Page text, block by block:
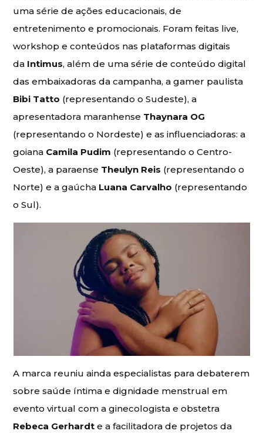
uma série de ações educacionais, de
entretenimento e promocionais. Foram feitas live,
workshop e conteúdos nas plataformas digitais
da Intimus, além de uma série de conteúdo digital
das embaixadoras da campanha, a gamer paulista
Bibi Tatto (representando o Sudeste), a
apresentadora maranhense Thaynara OG
(representando o Nordeste) e as influenciadoras: a
goiana Camila Pudim (representando o Centro-
Oeste), a paraense Theulyn Reis (representando o
Norte) e a gaúcha Luana Carvalho (representando
o Sul).
A marca reuniu ainda especialistas para debaterem
sobre saúde íntima e dignidade menstrual em
evento virtual com a ginecologista e obstetra
Rebeca Gerhardt e a facilitadora de projetos da